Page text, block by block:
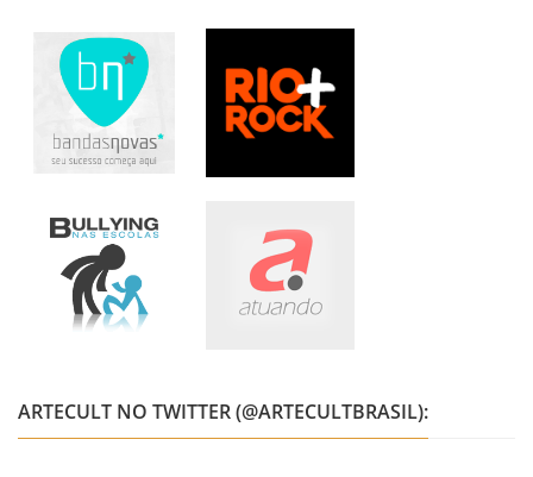
ARTECULT NO TWITTER (@ARTECULTBRASIL):